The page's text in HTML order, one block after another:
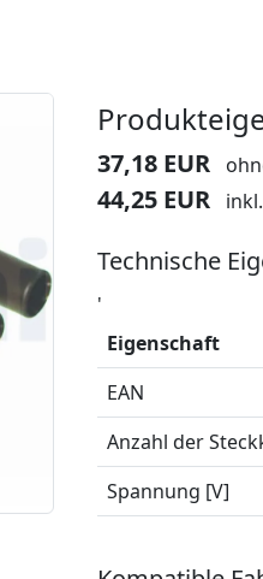
37,18 EUR
44,25 EUR
Technische
'
Eigenschaft
EAN
Anzahl der
Spannung [V]